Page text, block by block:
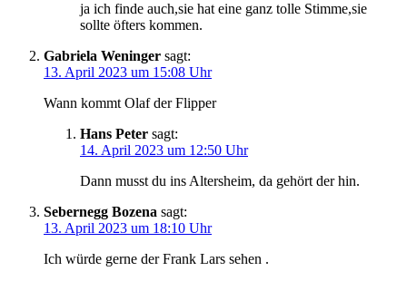
ja ich finde auch,sie hat eine ganz tolle Stimme,sie
sollte öfters kommen.
Gabriela Weninger sagt:
13. April 2023 um 15:08 Uhr
Wann kommt Olaf der Flipper
Hans Peter sagt:
14. April 2023 um 12:50 Uhr
Dann musst du ins Altersheim, da gehört der hin.
Sebernegg Bozena sagt:
13. April 2023 um 18:10 Uhr
Ich würde gerne der Frank Lars sehen .